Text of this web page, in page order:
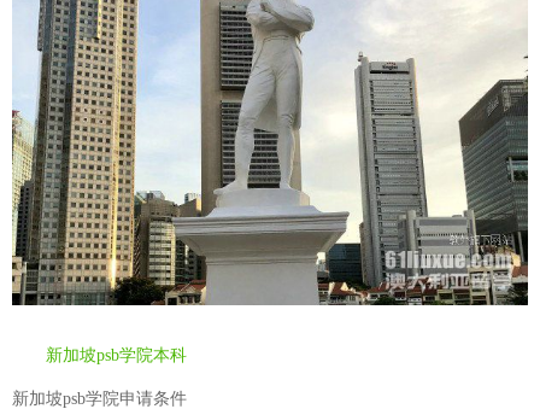
新加坡psb学院本科
新加坡psb学院申请条件